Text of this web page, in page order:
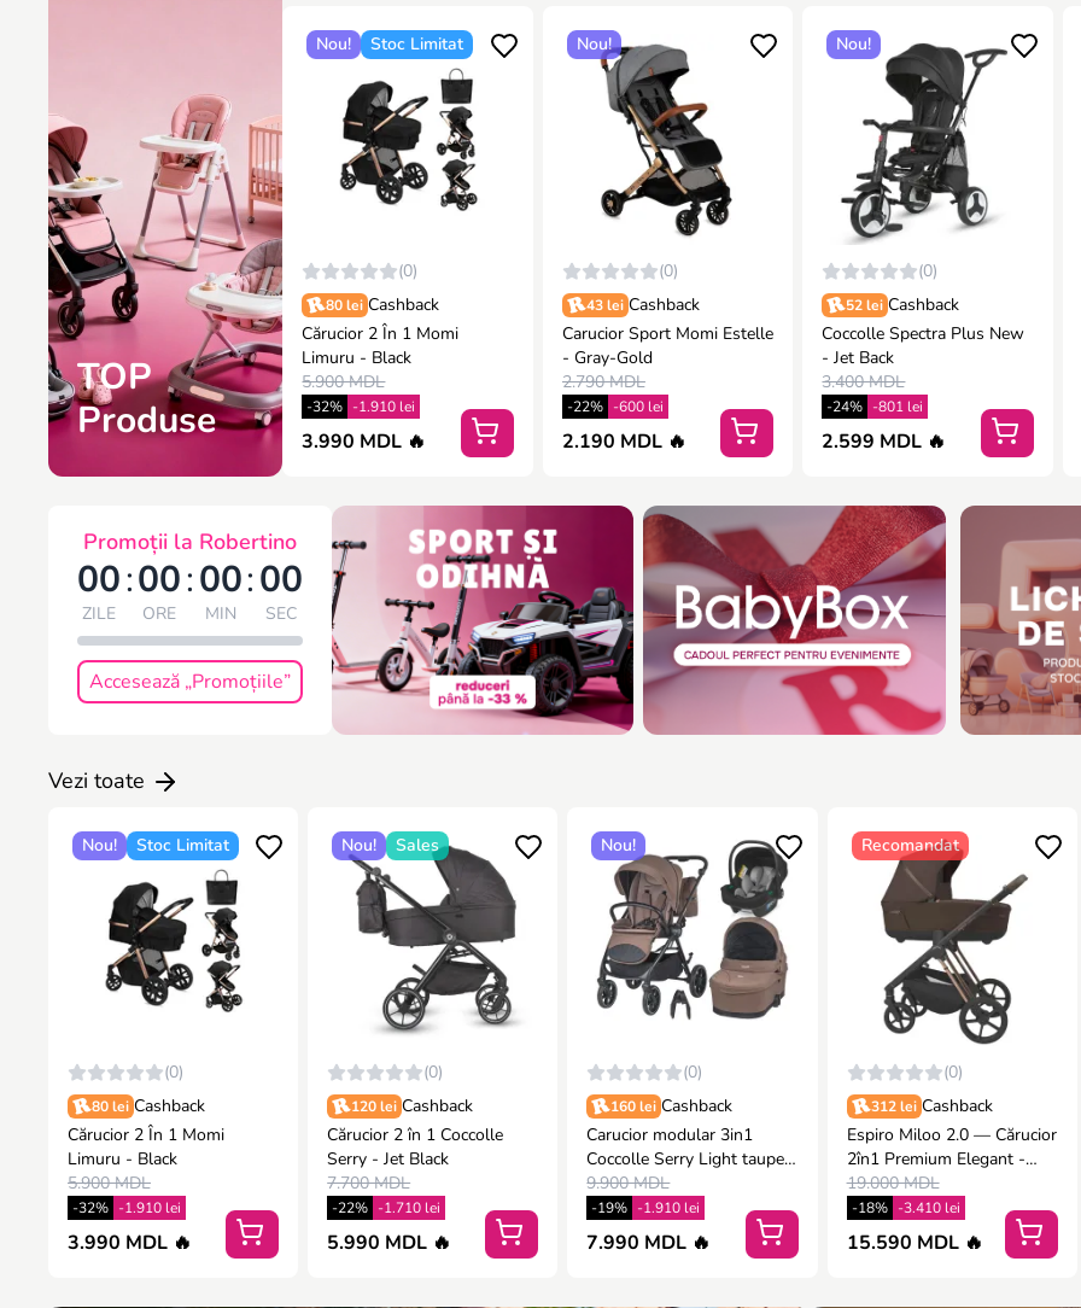
TOP
Produse
Nou! Stoc Limitat
(0)
80 lei Cashback
Cărucior 2 În 1 Momi
Limuru - Black
5.900 MDL
-32% -1.910 lei
3.990 MDL 🔥
Nou!
(0)
43 lei Cashback
Carucior Sport Momi Estelle
- Gray-Gold
2.790 MDL
-22% -600 lei
2.190 MDL 🔥
Nou!
(0)
52 lei Cashback
Coccolle Spectra Plus New
- Jet Back
3.400 MDL
-24% -801 lei
2.599 MDL 🔥
Promoții la Robertino
00
ZILE
:00
ORE
:00
MIN
:00
SEC
Accesează „Promoțiile”
Vezi toate
Nou! Stoc Limitat
(0)
80 lei Cashback
Cărucior 2 În 1 Momi
Limuru - Black
5.900 MDL
-32% -1.910 lei
3.990 MDL 🔥
Nou! Sales
(0)
120 lei Cashback
Cărucior 2 în 1 Coccolle
Serry - Jet Black
7.700 MDL
-22% -1.710 lei
5.990 MDL 🔥
Nou!
(0)
160 lei Cashback
Carucior modular 3in1
Coccolle Serry Light taupe+
Scoica auto iSize Coccolle
Knox Greystone
9.900 MDL
-19% -1.910 lei
7.990 MDL 🔥
Recomandat
(0)
312 lei Cashback
Espiro Miloo 2.0 — Cărucior
2în1 Premium Elegant -
Excellent chocolate
19.000 MDL
-18% -3.410 lei
15.590 MDL 🔥